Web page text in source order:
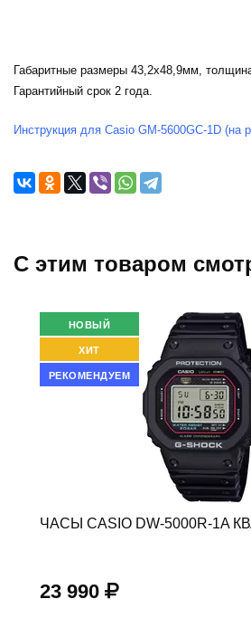
Габаритные размеры 43,2x48,9мм,
Гарантийный срок 2 года.
Инструкция для Casio GM-5600GC-1D (на
C этим товаром
НОВЫЙ
ХИТ
РЕКОМЕНДУЕМ
ЧАСЫ CASIO DW-5000R-1A
23 990